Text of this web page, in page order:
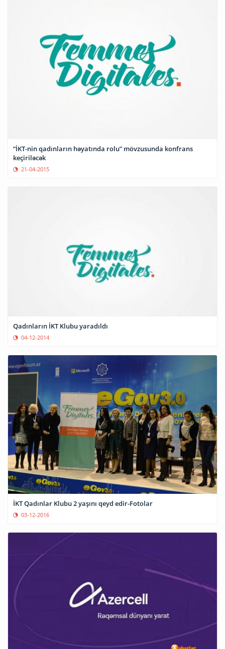
“İKT-nin qadınların həyatında rolu” mövzusunda konfrans
keçiriləcək
21-04-2015
Qadınların İKT Klubu yaradıldı
04-12-2014
İKT Qadınlar Klubu 2 yaşını qeyd edir-Fotolar
03-12-2016